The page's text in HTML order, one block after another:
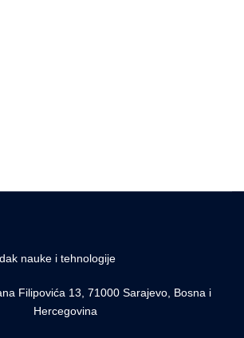
nauke i tehnologije
Filipovića 13, 71000 Sarajevo, Bosna i
Hercegovina